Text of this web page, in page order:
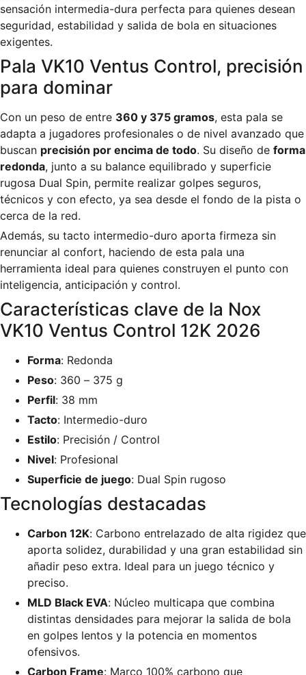
sensación intermedia-dura perfecta para quienes desean
seguridad, estabilidad y salida de bola en situaciones
exigentes.
Pala VK10 Ventus Control, precisión
para dominar
Con un peso de entre 360 y 375 gramos, esta pala se
adapta a jugadores profesionales o de nivel avanzado que
buscan precisión por encima de todo. Su diseño de forma
redonda, junto a su balance equilibrado y superficie
rugosa Dual Spin, permite realizar golpes seguros,
técnicos y con efecto, ya sea desde el fondo de la pista o
cerca de la red.
Además, su tacto intermedio-duro aporta firmeza sin
renunciar al confort, haciendo de esta pala una
herramienta ideal para quienes construyen el punto con
inteligencia, anticipación y control.
Características clave de la Nox
VK10 Ventus Control 12K 2026
Forma: Redonda
Peso: 360 – 375 g
Perfil: 38 mm
Tacto: Intermedio-duro
Estilo: Precisión / Control
Nivel: Profesional
Superficie de juego: Dual Spin rugoso
Tecnologías destacadas
Carbon 12K: Carbono entrelazado de alta rigidez que
aporta solidez, durabilidad y una gran estabilidad sin
añadir peso extra. Ideal para un juego técnico y
preciso.
MLD Black EVA: Núcleo multicapa que combina
distintas densidades para mejorar la salida de bola
en golpes lentos y la potencia en momentos
ofensivos.
Carbon Frame: Marco 100% carbono que